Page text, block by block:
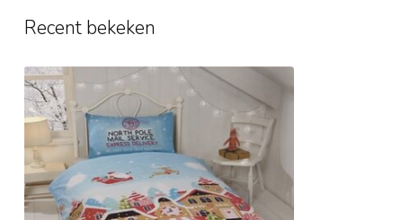
Recent bekeken